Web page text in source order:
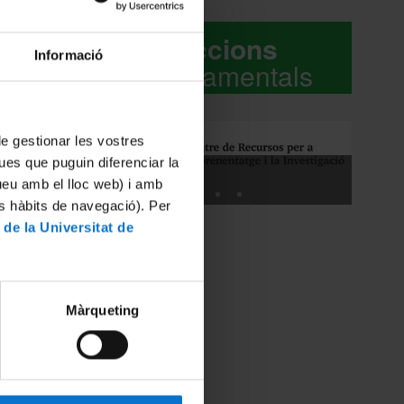
Informació
gestionar les vostres
que puguin diferenciar la
amb el lloc web) i amb
hàbits de navegació). Per
la Universitat de
Màrqueting
in the
it was
and
on
not
Seccions
departamentals
BIBLIOTECA